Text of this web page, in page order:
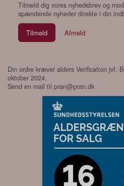
Tilmeld dig vores nyhedsbrev og
spændende nyheder direkte i din
Tilmeld Afmeld
Din ordre kræver alders Verification jvf.
oktober 2024.
Send en mail til pran@pran.dk